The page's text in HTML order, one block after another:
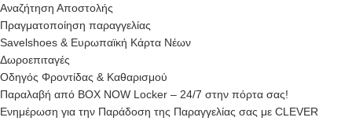
Αναζήτηση Αποστολής
Πραγματοποίηση παραγγελίας
Savelshoes & Ευρωπαϊκή Κάρτα Νέων
Δωροεπιταγές
Οδηγός Φροντίδας & Καθαρισμού
Παραλαβή από BOX NOW Locker – 24/7 στην πόρτα σας!
Ενημέρωση για την Παράδοση της Παραγγελίας σας με CLEVER